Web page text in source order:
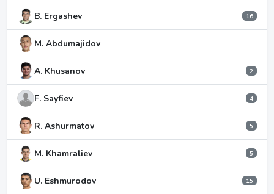
B. Ergashev 16
M. Abdumajidov
A. Khusanov 2
F. Sayfiev 4
R. Ashurmatov 5
M. Khamraliev 5
U. Eshmurodov 15